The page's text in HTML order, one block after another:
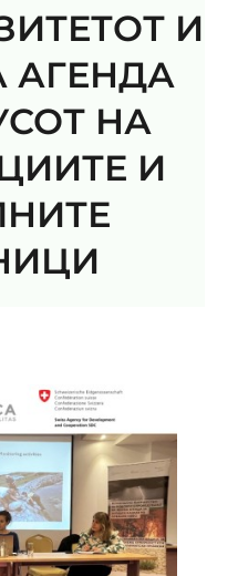
И
АГЕНДА
НА
И